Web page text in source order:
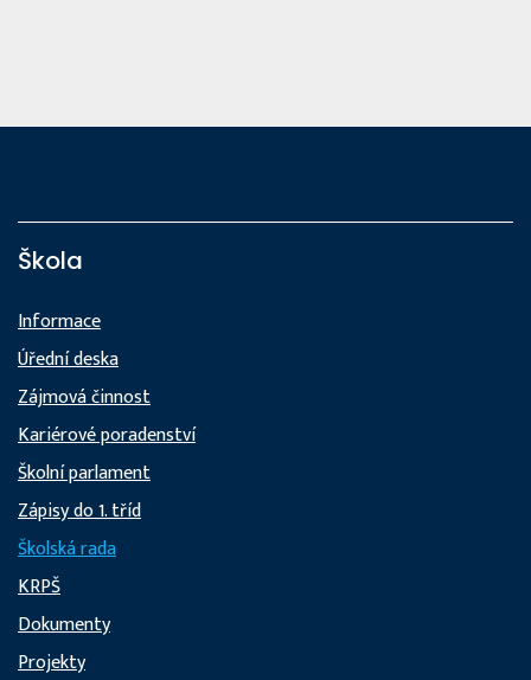
Škola
Informace
Úřední deska
Zájmová činnost
Kariérové poradenství
Školní parlament
Zápisy do 1. tříd
Školská rada
KRPŠ
Dokumenty
Projekty